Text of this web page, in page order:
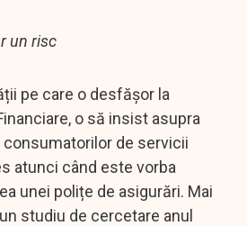
un risc
pe care o desfășor la
o să insist asupra
de servicii
atunci când este vorba
unei polițe de asigurări. Mai
studiu de cercetare anul